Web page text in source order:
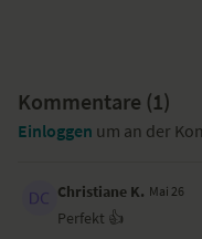
Kommentare (1)
Einloggen um an der
Christiane K. Mai 26
Perfekt 👍